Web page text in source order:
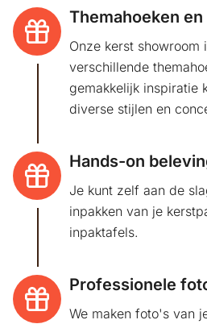
Themahoeken
Onze kerst showroom
verschillende
gemakkelijk inspiratie
diverse stijlen en
Hands-on
Je kunt zelf aan de
inpakken van je
inpaktafels.
Professionele
We maken foto's van